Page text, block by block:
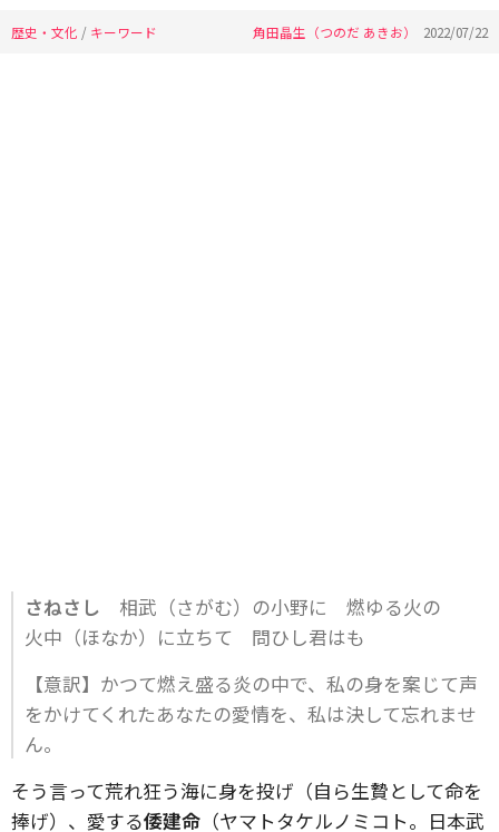
歴史・文化 / キーワード 角田晶生（つのだ あきお） 2022/07/22
さねさし 相武（さがむ）の小野に 燃ゆる火の
火中（ほなか）に立ちて 問ひし君はも
【意訳】かつて燃え盛る炎の中で、私の身を案じて声
をかけてくれたあなたの愛情を、私は決して忘れませ
ん。
そう言って荒れ狂う海に身を投げ（自ら生贄として命を
捧げ）、愛する倭建命 （ヤマトタケルノミコト。日本武